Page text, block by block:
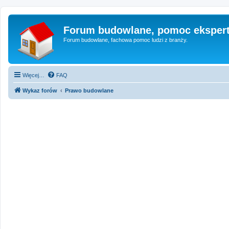
Forum budowlane, pomoc
Forum budowlane, fachowa pomoc ludzi z branży.
Więcej… FAQ
Wykaz forów Prawo budowlane